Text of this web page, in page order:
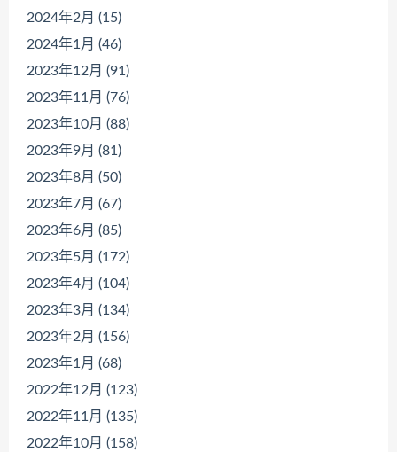
2024年2月 (15)
2024年1月 (46)
2023年12月 (91)
2023年11月 (76)
2023年10月 (88)
2023年9月 (81)
2023年8月 (50)
2023年7月 (67)
2023年6月 (85)
2023年5月 (172)
2023年4月 (104)
2023年3月 (134)
2023年2月 (156)
2023年1月 (68)
2022年12月 (123)
2022年11月 (135)
2022年10月 (158)